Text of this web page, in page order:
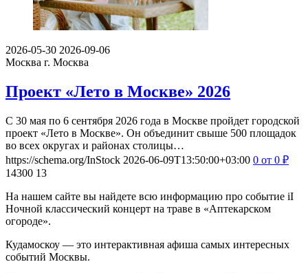
2026-05-30 2026-09-06
Москва г. Москва
Проект «Лето в Москве» 2026
С 30 мая по 6 сентября 2026 года в Москве пройдет городской
проект «Лето в Москве». Он объединит свыше 500 площадок
во всех округах и районах столицы…
https://schema.org/InStock 2026-06-09T13:50:00+03:00 0 от 0 ₽
14300 13
На нашем сайте вы найдете всю информацию про событие iI
Ночной классический концерт на траве в «Аптекарском
огороде».
Кудамоскоу — это интерактивная афиша самых интересных
событий Москвы.